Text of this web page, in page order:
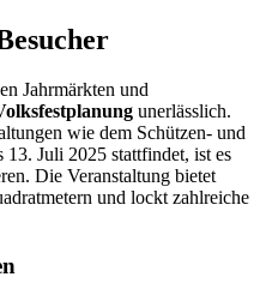
Jahrmärkten und
unerlässlich.
wie dem Schützen- und
Juli 2025 stattfindet, ist es
Die Veranstaltung bietet
und lockt zahlreiche